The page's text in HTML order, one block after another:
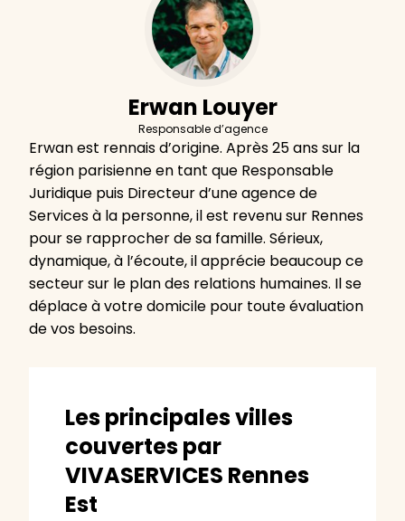
Erwan Louyer
Responsable d’agence
Erwan est rennais d’origine. Après 25 ans sur la
région parisienne en tant que Responsable
Juridique puis Directeur d’une agence de
Services à la personne, il est revenu sur Rennes
pour se rapprocher de sa famille. Sérieux,
dynamique, à l’écoute, il apprécie beaucoup ce
secteur sur le plan des relations humaines. Il se
déplace à votre domicile pour toute évaluation
de vos besoins.
Les principales villes
couvertes par
VIVASERVICES Rennes
Est